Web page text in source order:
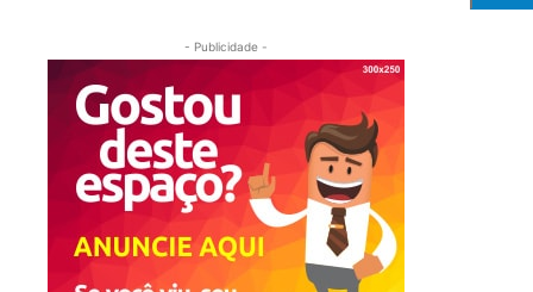
- Publicidade -